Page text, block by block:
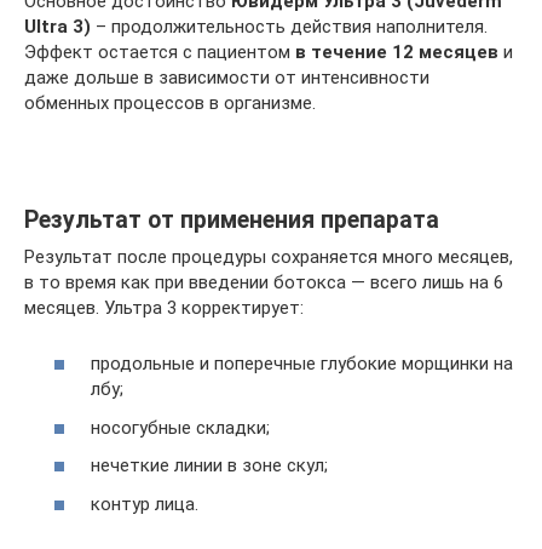
Ultra 3) – продолжительность действия наполнителя.
Эффект остается с пациентом в течение 12 месяцев и
даже дольше в зависимости от интенсивности
обменных процессов в организме.
Результат от применения препарата
Результат после процедуры сохраняется много месяцев,
в то время как при введении ботокса — всего лишь на 6
месяцев. Ультра 3 корректирует:
продольные и поперечные глубокие морщинки на
лбу;
носогубные складки;
нечеткие линии в зоне скул;
контур лица.